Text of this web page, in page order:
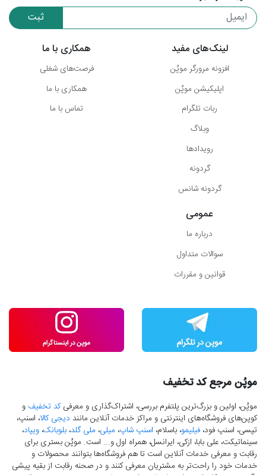
ثبت
لینک‌های مفید
افزونه مرورگر موپُن
اپلیکیشن موپُن
ربات تلگرام
وبلاگ
رویدادها
گردونه
گردونه شانس
همکاری با ما
فرصت‌های شغلی
همکاری با ما
تماس با ما
عمومی
درباره ما
سوالات متداول
قوانین و مقررات
موپُن مرجع کد تخفیف
موپُن، اولین و بزرگ‌ترین پلتفرم بررسی، اشتراک‌گذاری و معرفیکد تخفیف و
کوپن‌های فروشگاه‌های اینترنتی و مراکز خدمات آنلاین مانند دیجی کالا، اسنپ،
تپسی، اسنپ فود، فیلیمو، باسلام، اسنپ شاپ، میلی، ملی گلد، بلوبانک، ویپاد،
سینماتیکت، علی بابا، ازکی، ایرانسل، همراه اول و... است. موپُن بستری برای
رقابت و معرفی خدمات آنلاین است تا هم فروشگاه‌ها بتوانند محصولات و
خدمات خود را راحت‌تر به مشتریان معرفی کنند و در صحنه رقابت از بقیه پیشی